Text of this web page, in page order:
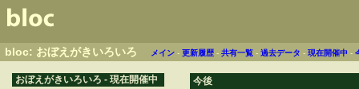
bloc: おぼえがきいろいろ メイン -更新履歴 -共有一覧 -過去データ -現在開催中 -
おぼえがきいろいろ - 現在開催中
今後